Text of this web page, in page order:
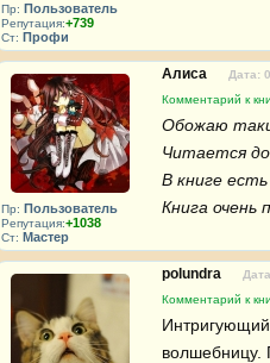
Пр: Пользователь
Репутация:+739
Ст: Профи
Пр: Пользователь
Репутация:+1038
Ст: Мастер
Алиса
Дата:
Комментарий к
Обожаю
Читается
В книге
Книга очень
polundra
Комментарий к
Интригующий
волшебницу.